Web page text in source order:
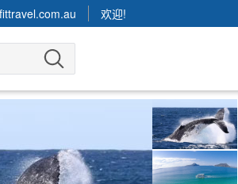
欢迎!